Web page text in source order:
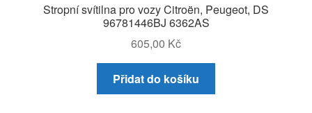
Stropní svítilna pro vozy Citroën, Peugeot, DS
96781446BJ 6362AS
605,00 Kč
Přidat do košíku